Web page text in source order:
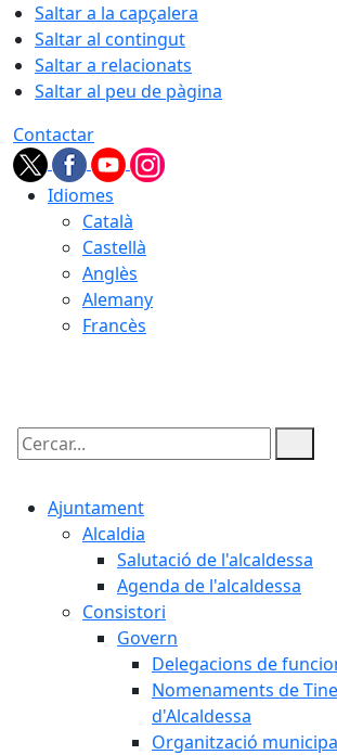
Saltar a la capçalera
Saltar al contingut
Saltar a relacionats
Saltar al peu de pàgina
Contactar
Idiomes
Català
Castellà
Anglès
Alemany
Francès
Cercar:
Ajuntament
Alcaldia
Salutació de l'alcaldessa
Agenda de l'alcaldessa
Consistori
Govern
Delegacions de
Nomenaments de
d'Alcaldessa
Organització